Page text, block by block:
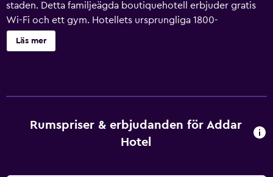
staden. Detta familjeägda boutiquehotell erbjuder gratis
Wi-Fi och ett gym. Hotellets ursprungliga 1800-
talsbyggnad byggdes om helt 1997. Huset har kvar den
ursprungliga entrén och fasaden. Rummen på Addar har
Läs mer
Rumspriser & erbjudanden för Addar
Hotel